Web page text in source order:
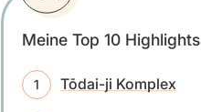
Meine Top 10 Highlights
Tōdai-ji Komplex